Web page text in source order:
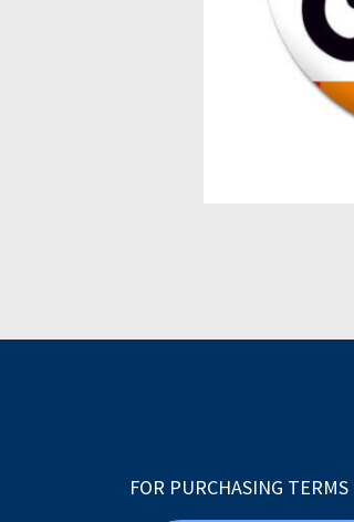
FOR PURCHASING TERMS